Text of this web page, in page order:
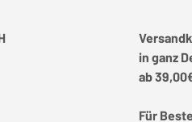
in ganz
ab
Für